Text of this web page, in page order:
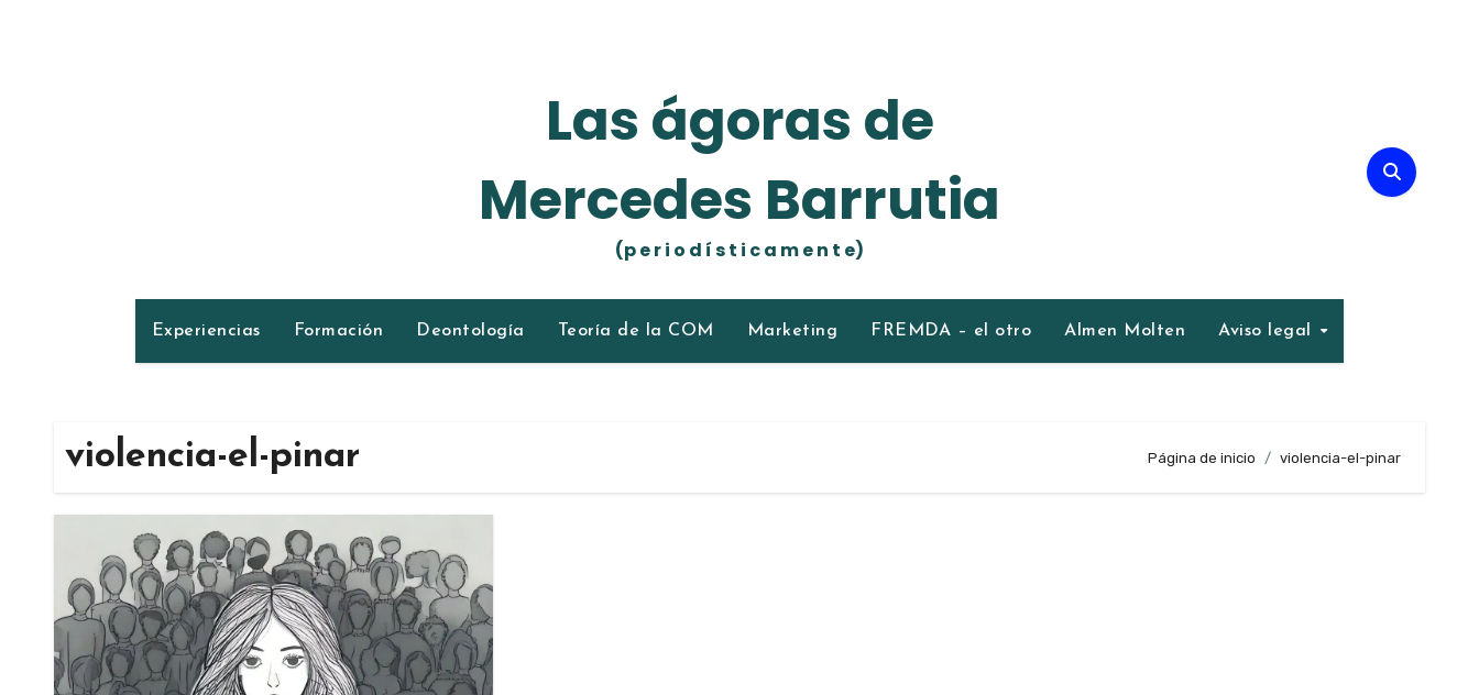
Las ágoras de
Mercedes Barrutia
(p e r i o d í s t i c a m e n t e)
Experiencias Formación Deontología Teoría de la COM Marketing FREMDA – el otro Almen Molten Aviso legal
violencia-el-pinar Página de inicio violencia-el-pinar